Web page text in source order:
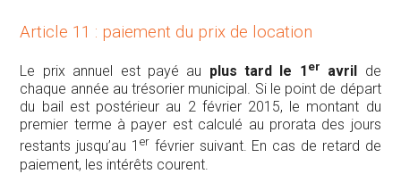
Article 11 : paiement du prix de location
Le prix annuel est payé au plus tard le 1 er avril
de
chaque année au trésorier municipal. Si le point de départ
du bail est postérieur au 2 février 2015, le montant du
premier terme à payer est calculé au prorata des jours
restants jusqu’au 1er février suivant. En cas de retard de
paiement, les intérêts courent.